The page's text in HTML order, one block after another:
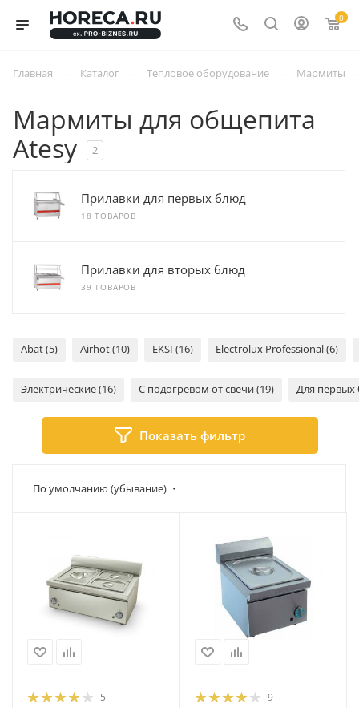
0
Главная — Каталог — Тепловое оборудование — Мармиты
Мармиты для общепита
Atesy
2
Прилавки для первых блюд
18 ТОВАРОВ
Прилавки для вторых блюд
39 ТОВАРОВ
Abat (5) Airhot (10) EKSI (16) Electrolux Professional (6)
Электрические (16) С подогревом от свечи (19) Для первых
Показать фильтр
По умолчанию (убывание)
5 9